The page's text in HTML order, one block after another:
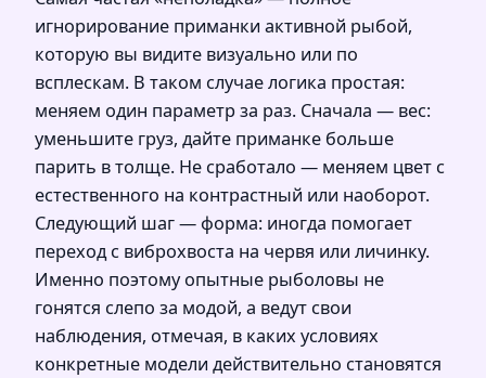
игнорирование приманки активной рыбой,
которую вы видите визуально или по
всплескам. В таком случае логика простая:
меняем один параметр за раз. Сначала — вес:
уменьшите груз, дайте приманке больше
парить в толще. Не сработало — меняем цвет с
естественного на контрастный или наоборот.
Следующий шаг — форма: иногда помогает
переход с виброхвоста на червя или личинку.
Именно поэтому опытные рыболовы не
гонятся слепо за модой, а ведут свои
наблюдения, отмечая, в каких условиях
конкретные модели действительно становятся